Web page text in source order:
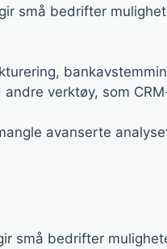
små bedrifter
verktøy, som
avanserte
små bedrifter